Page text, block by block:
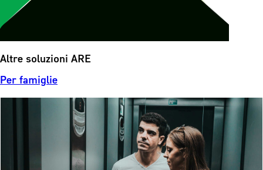
Altre soluzioni ARE
Per famiglie